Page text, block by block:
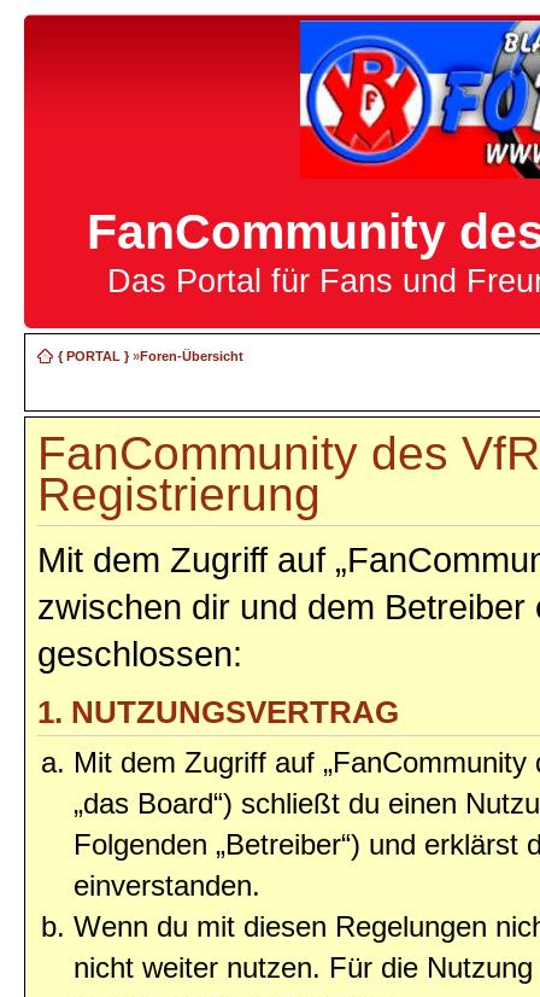
FanCommunity
Das Portal für Fans und
{ PORTAL }»Foren-Übersicht
FanCommunity des
Registrierung
Mit dem Zugriff auf
zwischen dir und dem
geschlossen:
1. NUTZUNGSVERTRAG
Mit dem Zugriff auf
„das Board“) schließt du einen
Folgenden „Betreiber“) und
einverstanden.
Wenn du mit diesen Regelungen
nicht weiter nutzen. Für die